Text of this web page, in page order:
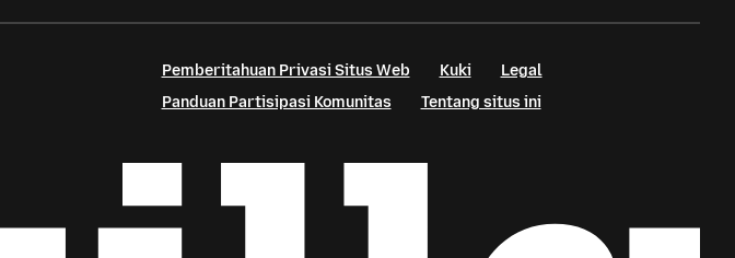
Pemberitahuan Privasi Situs Web Kuki
Legal
Panduan Partisipasi Komunitas
Tentang situs ini